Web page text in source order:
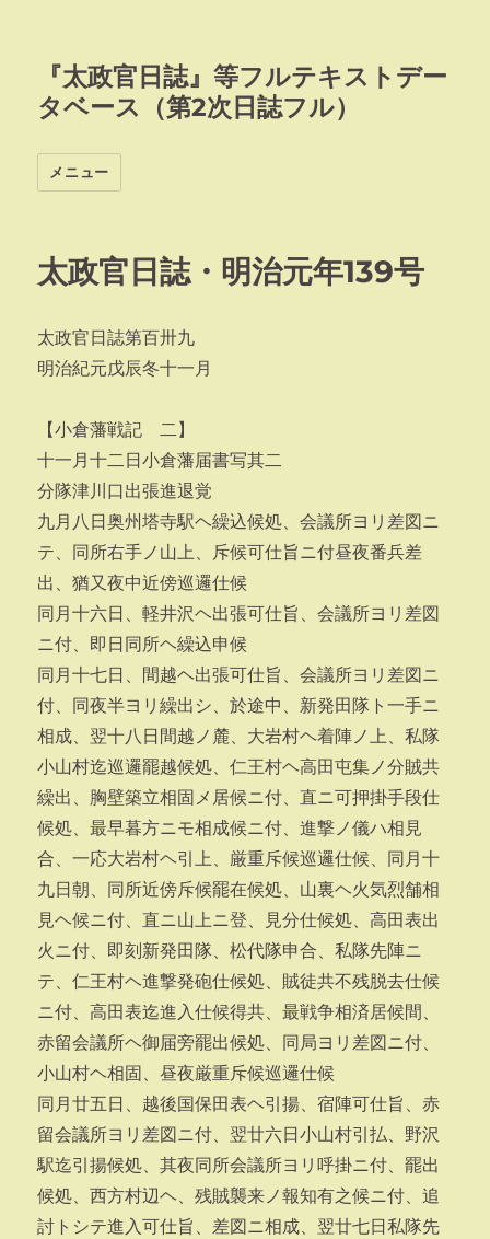
『太政官日誌』等フルテキストデー
タベース（第2次日誌フル）
メニュー
太政官日誌・明治元年139号
太政官日誌第百卅九
明治紀元戊辰冬十一月
【小倉藩戦記 二】
十一月十二日小倉藩届書写其二
分隊津川口出張進退覚
九月八日奥州塔寺駅ヘ繰込候処、会議所ヨリ差図ニ
テ、同所右手ノ山上、斥候可仕旨ニ付昼夜番兵差
出、猶又夜中近傍巡邏仕候
同月十六日、軽井沢ヘ出張可仕旨、会議所ヨリ差図
ニ付、即日同所ヘ繰込申候
同月十七日、間越ヘ出張可仕旨、会議所ヨリ差図ニ
付、同夜半ヨリ繰出シ、於途中、新発田隊ト一手ニ
相成、翌十八日間越ノ麓、大岩村ヘ着陣ノ上、私隊
小山村迄巡邏罷越候処、仁王村ヘ高田屯集ノ分賊共
繰出、胸壁築立相固メ居候ニ付、直ニ可押掛手段仕
候処、最早暮方ニモ相成候ニ付、進撃ノ儀ハ相見
合、一応大岩村ヘ引上、厳重斥候巡邏仕候、同月十
九日朝、同所近傍斥候罷在候処、山裏ヘ火気烈舗相
見ヘ候ニ付、直ニ山上ニ登、見分仕候処、高田表出
火ニ付、即刻新発田隊、松代隊申合、私隊先陣ニ
テ、仁王村ヘ進撃発砲仕候処、賊徒共不残脱去仕候
ニ付、高田表迄進入仕候得共、最戦争相済居候間、
赤留会議所ヘ御届旁罷出候処、同局ヨリ差図ニ付、
小山村ヘ相固、昼夜厳重斥候巡邏仕候
同月廿五日、越後国保田表ヘ引揚、宿陣可仕旨、赤
留会議所ヨリ差図ニ付、翌廿六日小山村引払、野沢
駅迄引揚候処、其夜同所会議所ヨリ呼掛ニ付、罷出
候処、西方村辺ヘ、残賊襲来ノ報知有之候ニ付、追
討トシテ進入可仕旨、差図ニ相成、翌廿七日私隊先